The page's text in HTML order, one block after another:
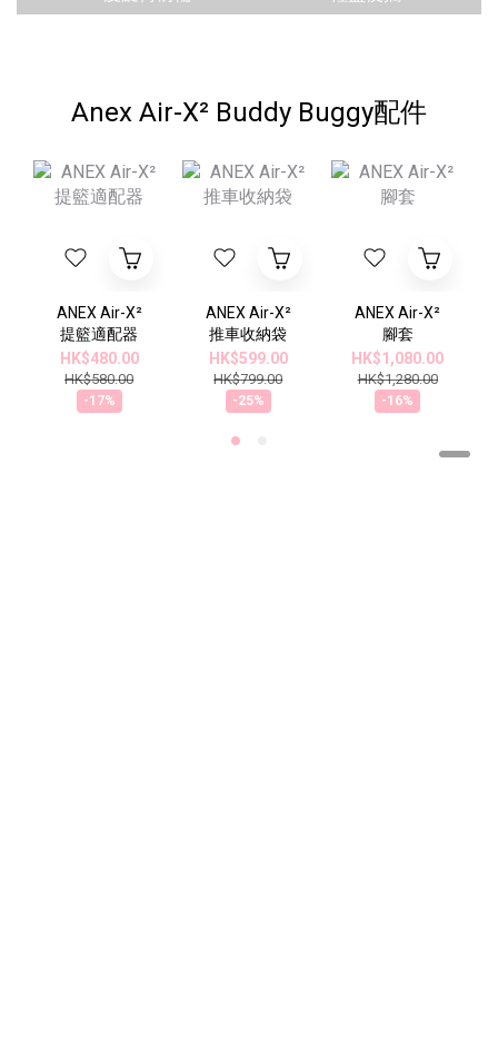
Anex Air-X² Buddy Buggy配件
ANEX Air-X²
提籃適配器
HK$480.00
HK$580.00
-17%
ANEX Air-X²
推車收納袋
HK$599.00
HK$799.00
-25%
ANEX Air-X²
腳套
HK$1,080.00
HK$1,280.00
-16%